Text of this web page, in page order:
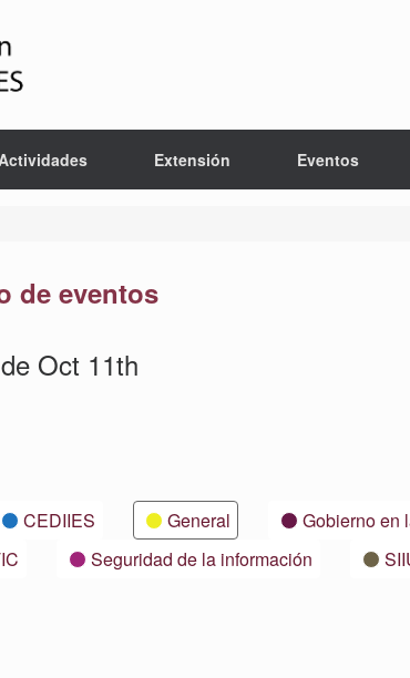
Extensión Eventos
de eventos
Oct 11th
CEDIIES General Gobierno en
Seguridad de la información